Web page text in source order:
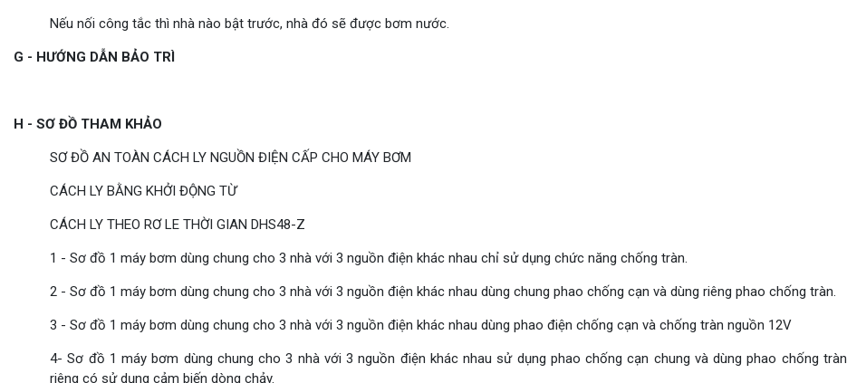
Nếu nối công tắc thì nhà nào bật trước, nhà đó sẽ được bơm nước.
G - HƯỚNG DẪN BẢO TRÌ
H - SƠ ĐỒ THAM KHẢO
SƠ ĐỒ AN TOÀN CÁCH LY NGUỒN ĐIỆN CẤP CHO MÁY BƠM
CÁCH LY BẰNG KHỞI ĐỘNG TỪ
CÁCH LY THEO RƠ LE THỜI GIAN DHS48-Z
1 - Sơ đồ 1 máy bơm dùng chung cho 3 nhà với 3 nguồn điện khác nhau chỉ sử dụng chức năng chống tràn.
2 - Sơ đồ 1 máy bơm dùng chung cho 3 nhà với 3 nguồn điện khác nhau dùng chung phao chống cạn và dùng riêng phao chống tràn.
3 - Sơ đồ 1 máy bơm dùng chung cho 3 nhà với 3 nguồn điện khác nhau dùng phao điện chống cạn và chống tràn nguồn 12V
4- Sơ đồ 1 máy bơm dùng chung cho 3 nhà với 3 nguồn điện khác nhau sử dụng phao chống cạn chung và dùng phao chống tràn
riêng có sử dụng cảm biến dòng chảy.